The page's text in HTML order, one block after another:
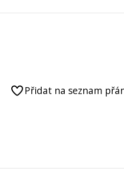
Přidat na seznam